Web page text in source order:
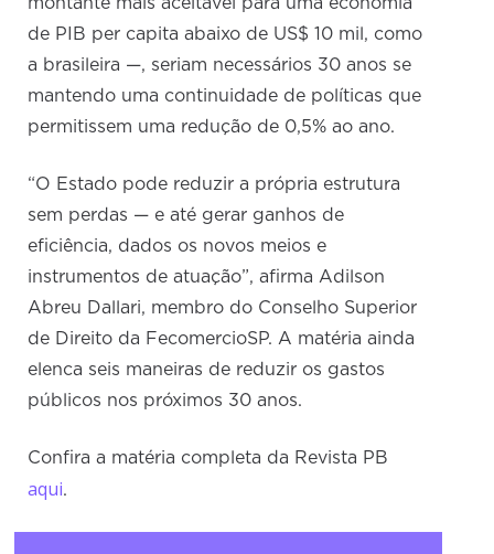
montante mais aceitável para uma economia
de PIB per capita abaixo de US$ 10 mil, como
a brasileira —, seriam necessários 30 anos se
mantendo uma continuidade de políticas que
permitissem uma redução de 0,5% ao ano.
“O Estado pode reduzir a própria estrutura
sem perdas — e até gerar ganhos de
eficiência, dados os novos meios e
instrumentos de atuação”, afirma Adilson
Abreu Dallari, membro do Conselho Superior
de Direito da FecomercioSP. A matéria ainda
elenca seis maneiras de reduzir os gastos
públicos nos próximos 30 anos.
Confira a matéria completa da Revista PB
aqui.